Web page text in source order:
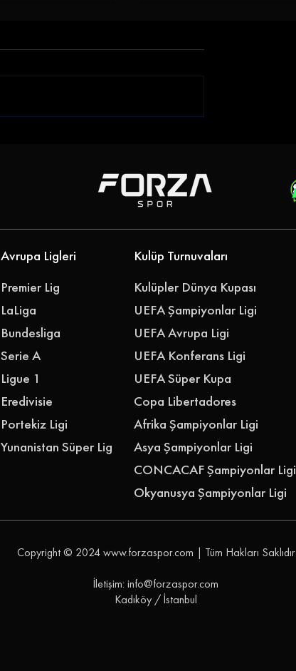
Geliştireceğiz''
Avrupa Ligleri
Premier Lig
LaLiga
Bundesliga
Serie A
Ligue 1
Eredivisie
Portekiz Ligi
Yunanistan Süper Lig
Kulüp Turnuvaları
Kulüpler Dünya Kupası
UEFA Şampiyonlar Ligi
UEFA Avrupa Ligi
UEFA Konferans Ligi
UEFA Süper Kupa
Copa Libertadores
Afrika Şampiyonlar Ligi
Asya Şampiyonlar Ligi
CONCACAF Şampiyonlar Ligi
Okyanusya Şampiyonlar Ligi
Copyright © 2024www.forzaspor.com | Tüm Hakları Saklıdır
İletişim: info@forzaspor.com
Kadıköy / İstanbul